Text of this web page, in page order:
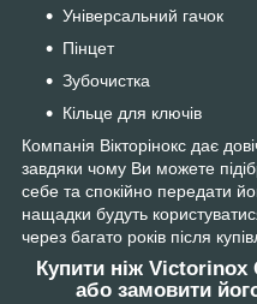
Універсальний гачок
Пінцет
Зубочистка
Кільце для ключів
Компанія Вікторінокс дає
завдяки чому Ви можете
себе та спокійно передати
нащадки будуть
через багато років після
Купити ніж Victorinox
або замовити